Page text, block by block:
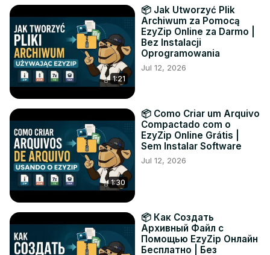
1:21
📦 Jak Utworzyć Plik
Archiwum za Pomocą
EzyZip Online za Darmo |
Bez Instalacji
Oprogramowania
Jul 12, 2026
1:30
📦 Como Criar um Arquivo
Compactado com o
EzyZip Online Grátis |
Sem Instalar Software
Jul 12, 2026
📦 Как Создать
Архивный Файл с
Помощью EzyZip Онлайн
Бесплатно | Без